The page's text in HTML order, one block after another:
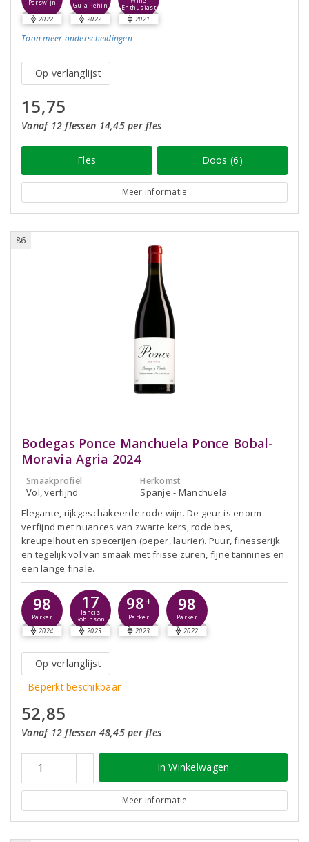
Perswijn
2022
Guía Peñín
2022
Enthusiast
2021
Toon meer onderscheidingen
Op verlanglijst
15,75
Vanaf 12 flessen 14,45 per fles
Fles Doos (6)
Meer informatie
86
Bodegas Ponce Manchuela Ponce Bobal-
Moravia Agria 2024
Smaakprofiel
Vol, verfijnd
Herkomst
Spanje - Manchuela
Elegante, rijkgeschakeerde rode wijn. De geur is enorm
verfijnd met nuances van zwarte kers, rode bes,
kreupelhout en specerijen (peper, laurier). Puur, finesserijk
en tegelijk vol van smaak met frisse zuren, fijne tannines en
een lange finale.
98
Parker
2024
17
Jancis
Robinson
2023
98 +
Parker
2023
98
Parker
2022
Op verlanglijst
Beperkt beschikbaar
52,85
Vanaf 12 flessen 48,45 per fles
In Winkelwagen
Meer informatie